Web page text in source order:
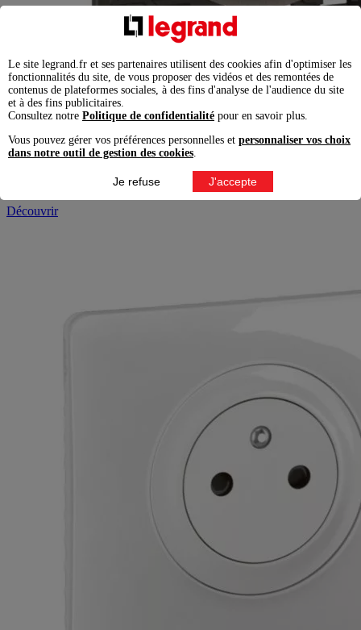
Prise de courant avec terre Céliane Surface Confort -
Titanium avec support, à équiper d'une plaque
Découvrir
Le site legrand.fr et ses partenaires utilisent des cookies afin d'optimiser les
fonctionnalités du site, de vous proposer des vidéos et des remontées de
contenus de plateformes sociales, à des fins d'analyse de l'audience du site
et à des fins publicitaires.
Consultez notre Politique de confidentialité pour en savoir plus.
Vous pouvez gérer vos préférences personnelles et personnaliser vos choix
dans notre outil de gestion des cookies
Je refuse J'accepte